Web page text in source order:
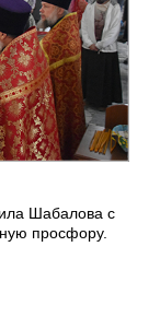
Шабалова с
просфору.